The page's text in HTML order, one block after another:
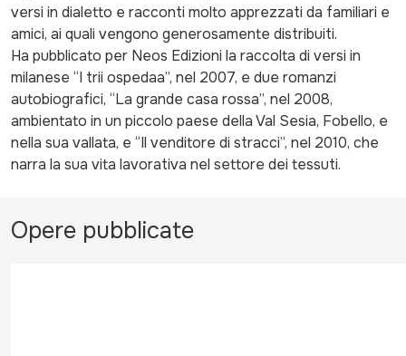
versi in dialetto e racconti molto apprezzati da familiari e
amici, ai quali vengono generosamente distribuiti.
Ha pubblicato per Neos Edizioni la raccolta di versi in
milanese “I trii ospedaa”, nel 2007, e due romanzi
autobiografici, “La grande casa rossa”, nel 2008,
ambientato in un piccolo paese della Val Sesia, Fobello, e
nella sua vallata, e “Il venditore di stracci”, nel 2010, che
narra la sua vita lavorativa nel settore dei tessuti.
Opere pubblicate